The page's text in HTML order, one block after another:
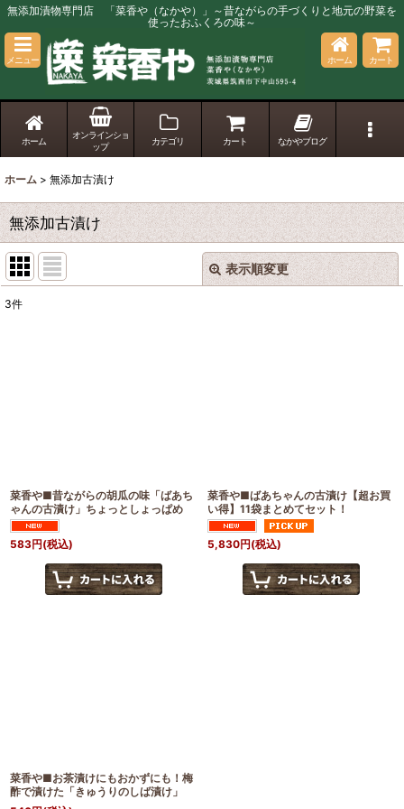
無添加漬物専門店 「菜香や（なかや）」～昔ながらの手づくりと地元の野菜を
使ったおふくろの味～
メニュー ホーム カート
ホーム
オンラインショ
ップ
カテゴリ カート なかやブログ
ホーム > 無添加古漬け
無添加古漬け
表示順変更 閉じる
3件
菜香や■昔ながらの胡瓜の味「ばあち
ゃんの古漬け」ちょっとしょっぱめ
583円(税込)
菜香や■ばあちゃんの古漬け【超お買
い得】11袋まとめてセット！
5,830円(税込)
菜香や■お茶漬けにもおかずにも！梅
酢で漬けた「きゅうりのしば漬け」